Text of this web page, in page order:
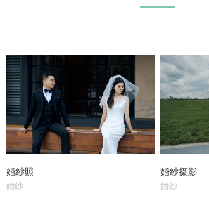
婚纱照
婚纱
婚纱摄影
婚纱